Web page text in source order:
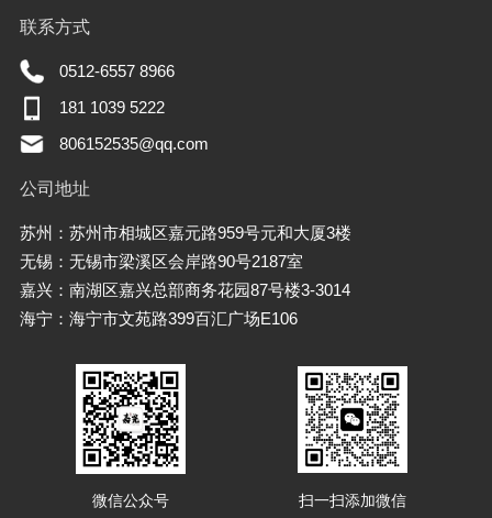
联系方式
0512-6557 8966
181 1039 5222
806152535@qq.com
公司地址
苏州：苏州市相城区嘉元路959号元和大厦3楼
无锡：无锡市梁溪区会岸路90号2187室
嘉兴：南湖区嘉兴总部商务花园87号楼3-3014
海宁：海宁市文苑路399百汇广场E106
微信公众号 扫一扫添加微信